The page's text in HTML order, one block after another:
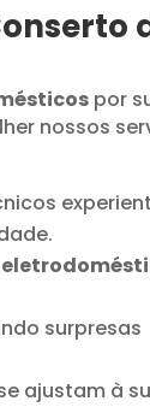
por
nossos
surpresas
ajustam à